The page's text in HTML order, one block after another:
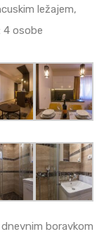
ležajem,
4 osobe
boravkom